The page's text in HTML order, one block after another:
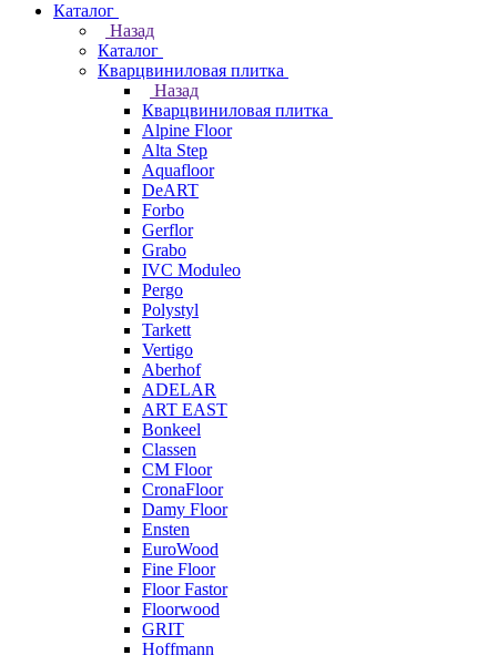
Каталог
Назад
Каталог
Кварцвиниловая плитка
Назад
Кварцвиниловая плитка
Alpine Floor
Alta Step
Aquafloor
DeART
Forbo
Gerflor
Grabo
IVC Moduleo
Pergo
Polystyl
Tarkett
Vertigo
Aberhof
ADELAR
ART EAST
Bonkeel
Classen
CM Floor
CronaFloor
Damy Floor
Ensten
EuroWood
Fine Floor
Floor Fastor
Floorwood
GRIT
Hoffmann